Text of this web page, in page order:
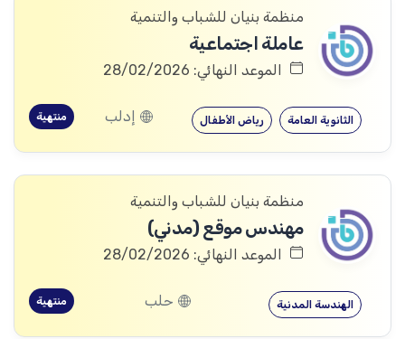
منظمة بنيان للشباب والتنمية
عاملة اجتماعية
الموعد النهائي: 28/02/2026
رياض الأطفال الثانوية العامة إدلب منتهية
منظمة بنيان للشباب والتنمية
مهندس موقع (مدني)
الموعد النهائي: 28/02/2026
الهندسة المدنية حلب منتهية